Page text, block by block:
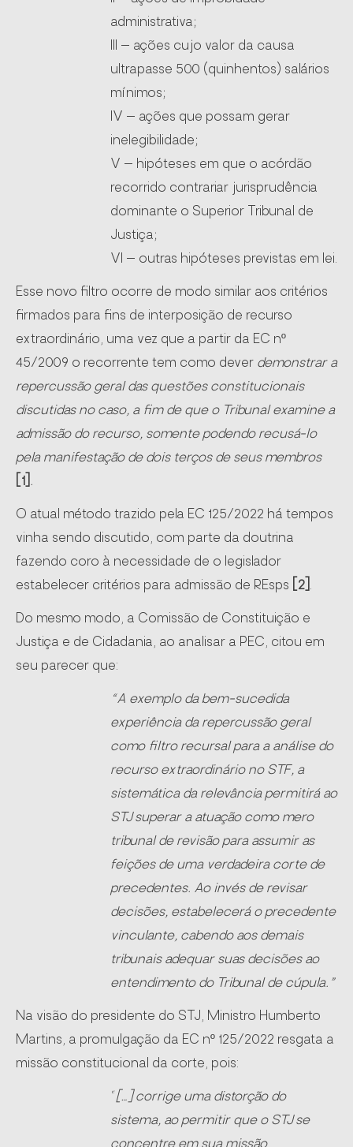
administrativa;
III – ações cujo valor da causa
ultrapasse 500 (quinhentos) salários
mínimos;
IV – ações que possam gerar
inelegibilidade;
V – hipóteses em que o acórdão
recorrido contrariar jurisprudência
dominante o Superior Tribunal de
Justiça;
VI – outras hipóteses previstas em lei.
Esse novo filtro ocorre de modo similar aos critérios
firmados para fins de interposição de recurso
extraordinário, uma vez que a partir da EC nº
45/2009 o recorrente tem como dever demonstrar a
repercussão geral das questões constitucionais
discutidas no caso, a fim de que o Tribunal examine a
admissão do recurso, somente podendo recusá-lo
pela manifestação de dois terços de seus membros
[1] .
O atual método trazido pela EC 125/2022 há tempos
vinha sendo discutido, com parte da doutrina
fazendo coro à necessidade de o legislador
estabelecer critérios para admissão de REsps
[2] .
Do mesmo modo, a Comissão de Constituição e
Justiça e de Cidadania, ao analisar a PEC, citou em
seu parecer que:
“A exemplo da bem-sucedida
experiência da repercussão geral
como filtro recursal para a análise do
recurso extraordinário no STF, a
sistemática da relevância permitirá ao
STJ superar a atuação como mero
tribunal de revisão para assumir as
feições de uma verdadeira corte de
precedentes. Ao invés de revisar
decisões, estabelecerá o precedente
vinculante, cabendo aos demais
tribunais adequar suas decisões ao
entendimento do Tribunal de cúpula.”
Na visão do presidente do STJ, Ministro Humberto
Martins, a promulgação da EC nº 125/2022 resgata a
missão constitucional da corte, pois:
“[…] corrige uma distorção do
sistema, ao permitir que o STJ se